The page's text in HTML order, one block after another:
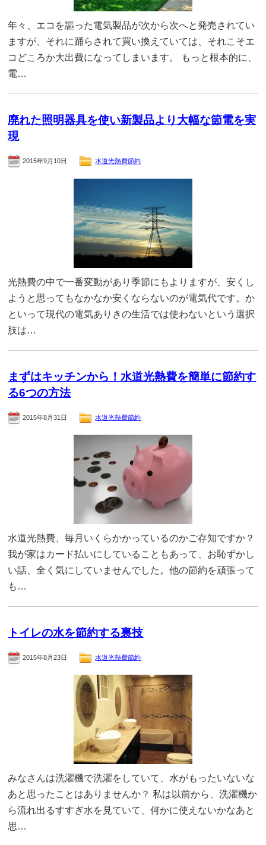
年々、エコを謳った電気製品が次から次へと発売されてい
ますが、それに踊らされて買い換えていては、それこそエ
コどころか大出費になってしまいます。 もっと根本的に、
電…
廃れた照明器具を使い新製品より大幅な節電を実
現
2015年9月10日 水道光熱費節約
光熱費の中で一番変動があり季節にもよりますが、安くし
ようと思ってもなかなか安くならないのが電気代です。か
といって現代の電気ありきの生活では使わないという選択
肢は…
まずはキッチンから！水道光熱費を簡単に節約す
る6つの方法
2015年8月31日 水道光熱費節約
水道光熱費、毎月いくらかかっているのかご存知ですか？
我が家はカード払いにしていることもあって、お恥ずかし
い話、全く気にしていませんでした。他の節約を頑張って
も…
トイレの水を節約する裏技
2015年8月23日 水道光熱費節約
みなさんは洗濯機で洗濯をしていて、水がもったいないな
あと思ったことはありませんか？ 私は以前から、洗濯機か
ら流れ出るすすぎ水を見ていて、何かに使えないかなあと
思…